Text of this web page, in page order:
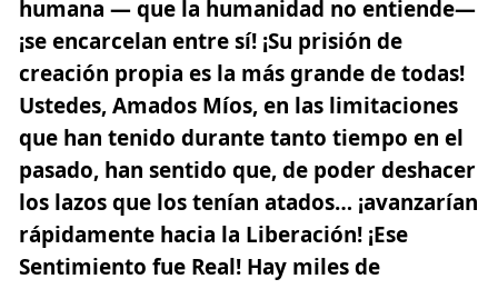
humana — que la humanidad no entiende—
¡se encarcelan entre sí! ¡Su prisión de
creación propia es la más grande de todas!
Ustedes, Amados Míos, en las limitaciones
que han tenido durante tanto tiempo en el
pasado, han sentido que, de poder deshacer
los lazos que los tenían atados… ¡avanzarían
rápidamente hacia la Liberación! ¡Ese
Sentimiento fue Real! Hay miles de